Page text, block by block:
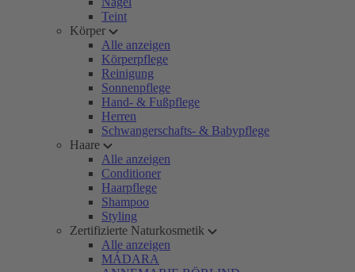
Teint
Körper
Alle anzeigen
Körperpflege
Reinigung
Sonnenpflege
Hand- & Fußpflege
Herren
Schwangerschafts- & Babypflege
Haare
Alle anzeigen
Conditioner
Haarpflege
Shampoo
Styling
Zertifizierte Naturkosmetik
Alle anzeigen
MÁDARA